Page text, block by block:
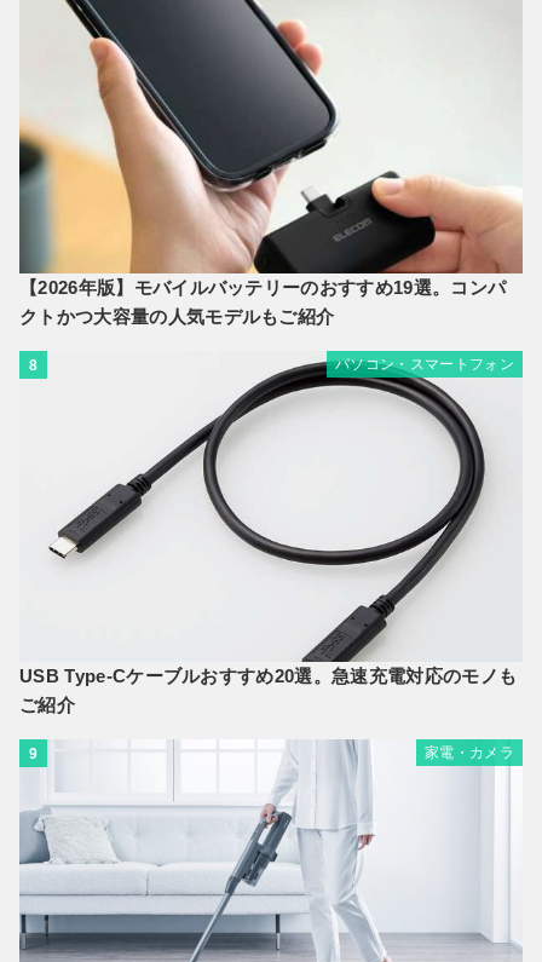
【2026年版】モバイルバッテリーのおすすめ19選。コンパ
クトかつ大容量の人気モデルもご紹介
8 パソコン・スマートフォン
USB Type-Cケーブルおすすめ20選。急速充電対応のモノも
ご紹介
9 家電・カメラ